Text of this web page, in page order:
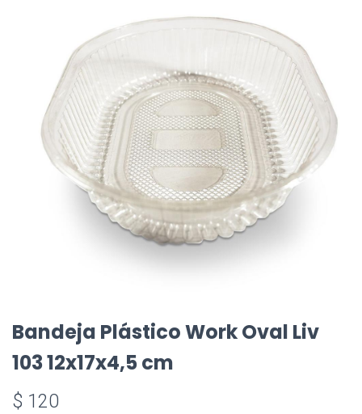
Bandeja Plástico Work Oval Liv
103 12x17x4,5 cm
$ 120